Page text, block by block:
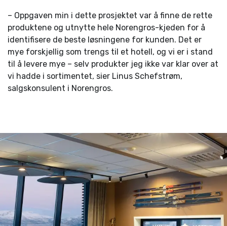
– Oppgaven min i dette prosjektet var å finne de rette
produktene og utnytte hele Norengros-kjeden for å
identifisere de beste løsningene for kunden. Det er
mye forskjellig som trengs til et hotell, og vi er i stand
til å levere mye – selv produkter jeg ikke var klar over at
vi hadde i sortimentet, sier Linus Schefstrøm,
salgskonsulent i Norengros.